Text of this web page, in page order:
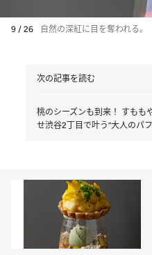
9 / 26 自然の深紅に目を奪われる。
次の記事を読む
桃のシーズンも到来！ すもも
せ渋谷2丁目で叶う“大人のパ